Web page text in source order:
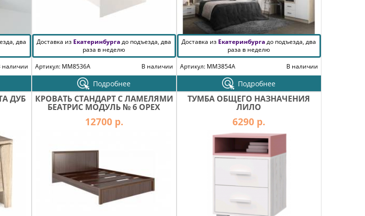
два
наличии
Доставка из Екатеринбургадо подъезда, два
раза в неделю
Артикул: MM8536A
В наличии
Подробнее
Доставка из Екатеринбургадо подъезда, два
раза в неделю
Артикул: MM3854A
В наличии
Подробнее
ДУБ КРОВАТЬ СТАНДАРТ С ЛАМЕЛЯМИ
БЕАТРИС МОДУЛЬ № 6 ОРЕХ
12700 р.
ТУМБА ОБЩЕГО НАЗНАЧЕНИЯ
ЛИЛО
6290 р.